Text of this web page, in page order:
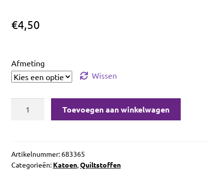
€4,50
Afmeting
Wissen
Small
Flower
Toevoegen aan winkelwagen
Artikelnummer: 683365
Categorieën: Katoen,Quiltstoffen